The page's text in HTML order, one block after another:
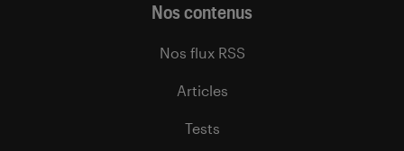
Nos contenus
Nos flux RSS
Articles
Tests